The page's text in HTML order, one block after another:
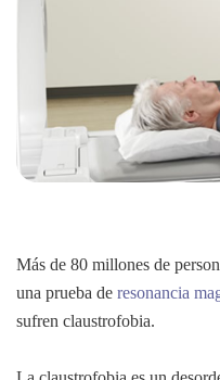
Más de 80 millones de
una prueba de resonancia
sufren claustrofobia.